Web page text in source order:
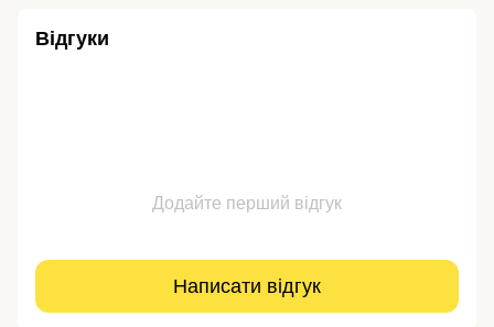
Відгуки
Додайте перший відгук
Написати відгук